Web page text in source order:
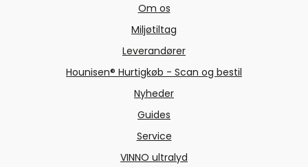
Om os
Miljøtiltag
Leverandører
Hounisen® Hurtigkøb - Scan og bestil
Nyheder
Guides
Service
VINNO ultralyd